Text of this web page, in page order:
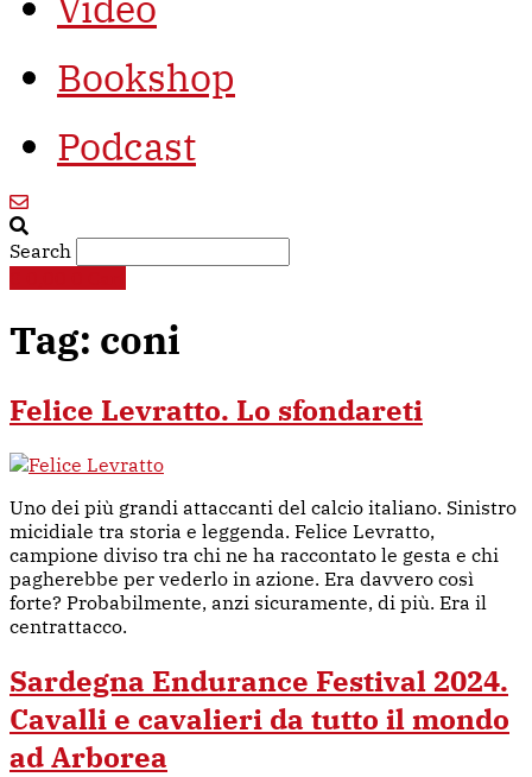
Bookshop
Podcast
Search
Tag: coni
Felice Levratto. Lo sfondareti
Uno dei più grandi attaccanti del calcio italiano. Sinistro
micidiale tra storia e leggenda. Felice Levratto,
campione diviso tra chi ne ha raccontato le gesta e chi
pagherebbe per vederlo in azione. Era davvero così
forte? Probabilmente, anzi sicuramente, di più. Era il
centrattacco.
Sardegna Endurance Festival 2024.
Cavalli e cavalieri da tutto il mondo
ad Arborea